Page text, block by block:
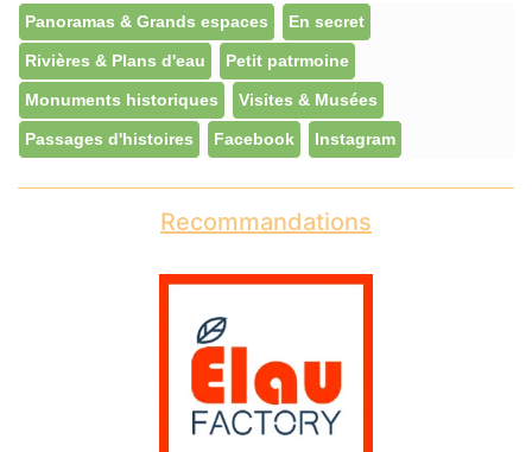
Panoramas & Grands espaces En secret
Rivières & Plans d'eau Petit patrmoine
Monuments historiques Visites & Musées
Passages d'histoires Facebook Instagram
Recommandations